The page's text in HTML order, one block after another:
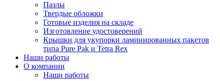
Пазлы
Твердые обложки
Готовые изделия на складе
Изготовление удостоверений
Крышки для укупорки ламинированных пакетов
типа Pure Pak и Tetra Rex
Наши работы
О компании
Наши работы